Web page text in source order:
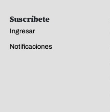
Suscríbete
Ingresar
Notificaciones